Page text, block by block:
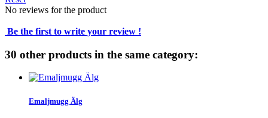
No reviews for the product
Be the first to write your review !
30 other products in the same category:
Emaljmugg Älg